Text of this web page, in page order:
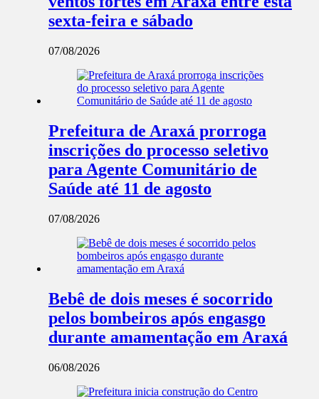
sexta-feira e sábado
07/08/2026
Prefeitura de Araxá prorroga
inscrições do processo seletivo
para Agente Comunitário de
Saúde até 11 de agosto
07/08/2026
Bebê de dois meses é socorrido
pelos bombeiros após engasgo
durante amamentação em Araxá
06/08/2026